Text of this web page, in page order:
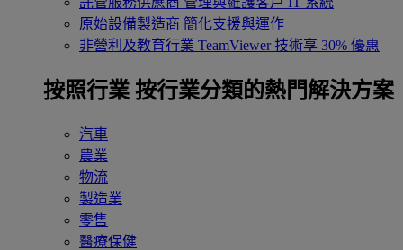
原始設備製造商 簡化支援與運作
非營利及教育行業 TeamViewer 技術享 30% 優惠
按照行業 按行業分類的熱門解決方案
汽車
農業
物流
製造業
零售
醫療保健